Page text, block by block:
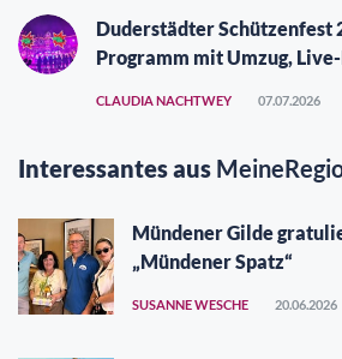
Duderstädter Schützenfest
Programm mit Umzug,
CLAUDIA NACHTWEY 07.07.2026
Interessantes aus
Mündener Gilde
„Mündener Spatz“
SUSANNE WESCHE 20.06.2026